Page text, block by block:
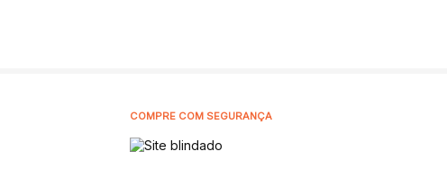
COMPRE COM SEGURANÇA